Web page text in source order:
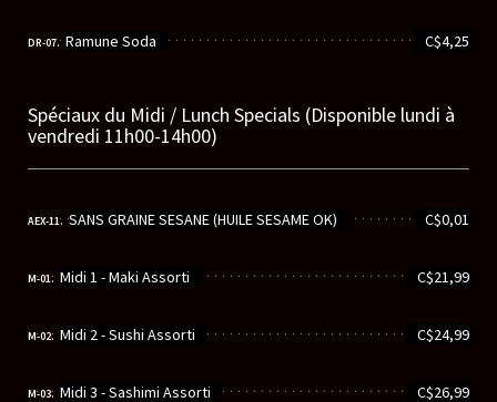
DR-07. C$4,25
Ramune Soda
Spéciaux du Midi / Lunch Specials (Disponible lundi à
vendredi 11h00-14h00)
AEX-11. C$0,01
SANS GRAINE SESANE (HUILE SESAME OK)
M-01. C$21,99
Midi 1 - Maki Assorti
M-02. C$24,99
Midi 2 - Sushi Assorti
M-03. C$26,99
Midi 3 - Sashimi Assorti